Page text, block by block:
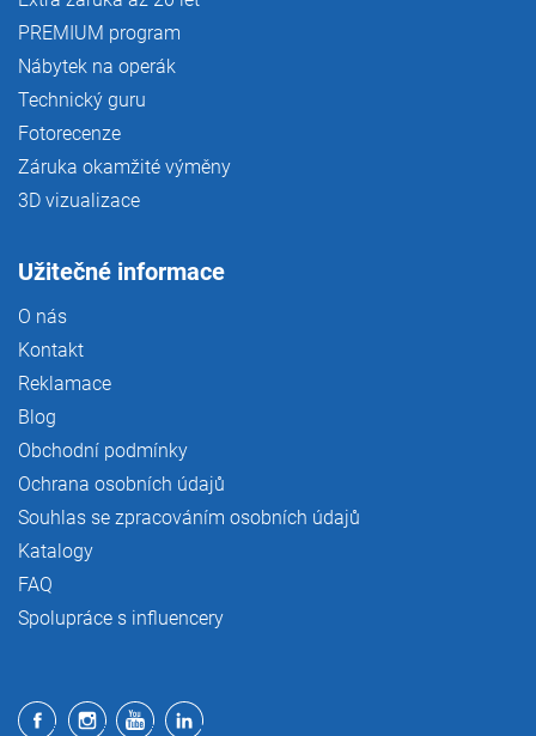
PREMIUM program
Nábytek na operák
Technický guru
Fotorecenze
Záruka okamžité výměny
3D vizualizace
Užitečné informace
O nás
Kontakt
Reklamace
Blog
Obchodní podmínky
Ochrana osobních údajů
Souhlas se zpracováním osobních údajů
Katalogy
FAQ
Spolupráce s influencery